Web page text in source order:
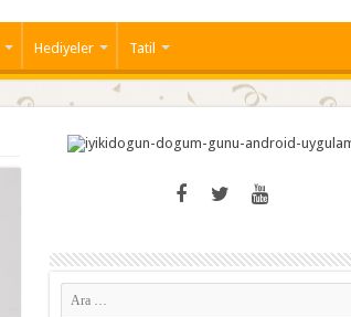
Hediyeler Tatil